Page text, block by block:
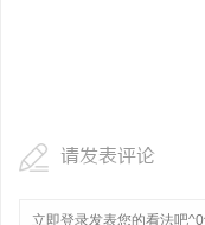
请发表评论